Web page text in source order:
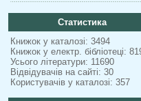
Статистика
Книжок у каталозі: 3494
Книжок у електр. бібліотеці:
Усього літератури: 11690
Відвідувачів на сайті: 30
Користувачів у каталозі: 357